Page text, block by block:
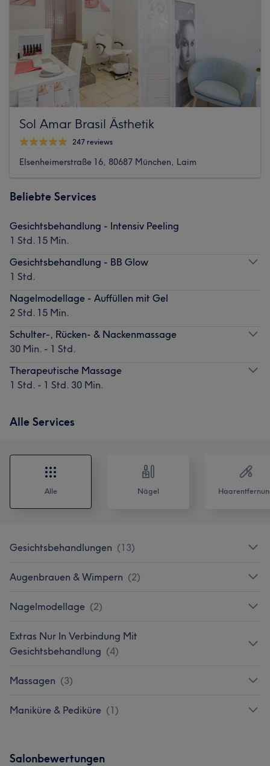
Sol Amar Brasil Ästhetik
247 reviews
Elsenheimerstraße 16, 80687 München, Laim
Beliebte Services
Gesichtsbehandlung - Intensiv Peeling
1 Std. 15 Min.
Gesichtsbehandlung - BB Glow
1 Std.
Nagelmodellage - Auffüllen mit Gel
2 Std. 15 Min.
Schulter-, Rücken- & Nackenmassage
30 Min. - 1 Std.
Therapeutische Massage
1 Std. - 1 Std. 30 Min.
Alle Services
Alle Nägel
Gesichtsbehandlungen (13)
Augenbrauen & Wimpern (2)
Nagelmodellage (2)
Extras Nur In Verbindung Mit
Gesichtsbehandlung (4)
Massagen (3)
Maniküre & Pediküre (1)
Salonbewertungen